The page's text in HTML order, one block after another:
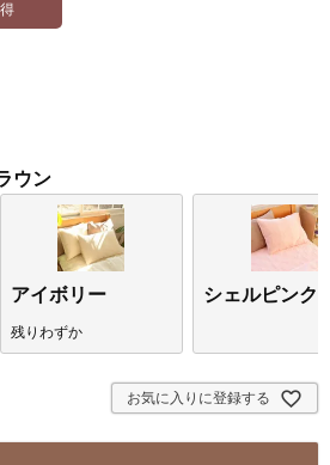
ウン
アイボリー
残りわずか
シェルピンク
お気に入りに登録する